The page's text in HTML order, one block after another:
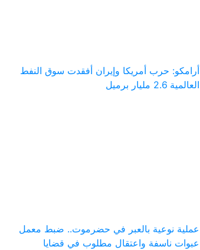
أرامكو: حرب أمريكا وإيران أفقدت سوق النفط
العالمية 2.6 مليار برميل
عملية نوعية بالعبر في حضرموت.. ضبط معمل
عبوات ناسفة واعتقال مطلوب في قضايا